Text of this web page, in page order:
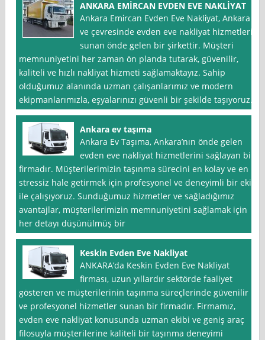
ANKARA EMİRCAN EVDEN EVE NAKLİYAT
Ankara Emi̇rcan Evden Eve Nakli̇yat, Ankara
ve çevresinde evden eve nakliyat hizmetleri
sunan önde gelen bir şirkettir. Müşteri
memnuniyetini her zaman ön planda tutarak, güvenilir,
kaliteli ve hızlı nakliyat hizmeti sağlamaktayız. Sahip
olduğumuz alanında uzman çalışanlarımız ve modern
ekipmanlarımızla, eşyalarınızı güvenli bir şekilde taşıyoruz.
Ankara ev taşıma
Ankara Ev Taşıma, Ankara’nın önde gelen
evden eve nakliyat hizmetlerini sağlayan bir
firmadır. Müşterilerimizin taşınma sürecini en kolay ve en
stressiz hale getirmek için profesyonel ve deneyimli bir ekip
ile çalışıyoruz. Sunduğumuz hizmetler ve sağladığımız
avantajlar, müşterilerimizin memnuniyetini sağlamak için
her detayı düşünülmüş bir
Keskin Evden Eve Nakliyat
ANKARA’da Keskin Evden Eve Nakliyat
firması, uzun yıllardır sektörde faaliyet
gösteren ve müşterilerinin taşınma süreçlerinde güvenilir
ve profesyonel hizmetler sunan bir firmadır. Firmamız,
evden eve nakliyat konusunda uzman ekibi ve geniş araç
filosuyla müşterilerine kaliteli bir taşınma deneyimi